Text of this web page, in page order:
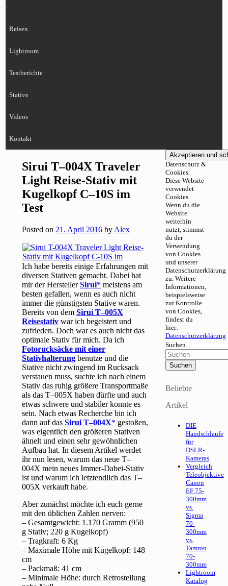
Reisen
Lightroom
Testberichte
Stative
Videos
Kontakt
Sirui T–004X Traveler
Light Reise-Stativ mit
Kugelkopf C–10S im
Test
Posted on 21. April 2016 by Alex
Ich habe bereits einige Erfahrungen mit
diversen Stativen gemacht. Dabei hat
mir der HerstellerSirui
meistens am
besten gefallen, wenn es auch nicht
immer die günstigsten Stative waren.
Bereits von demSirui T–005X
Reisestativ war ich begeistert und
zufrieden. Doch war es auch nicht das
optimale Stativ für mich. Da ich
Fotorucksäcke mit einer
Stativhalterung benutze und die
Stative nicht zwingend im Rucksack
verstauen muss, suchte ich nach einem
Stativ das ruhig größere Transportmaße
als das T–005X haben dürfte und auch
etwas schwere und stabiler konnte es
sein. Nach etwas Recherche bin ich
dann auf dasSirui T–004X
gestoßen,
was eigentlich den größeren Stativen
ähnelt und einen sehr gewöhnlichen
Aufbau hat. In diesem Artikel werdet
ihr nun lesen, warum das neue T–
004X mein neues Immer-Dabei-Stativ
ist und warum ich letztendlich das T–
005X verkauft habe.
Aber zunächst möchte ich euch gerne
mit den üblichen Zahlen nerven:
– Gesamtgewicht: 1.170 Gramm (950
g Stativ; 220 g Kugelkopf)
– Tragkraft: 6 Kg
– Maximale Höhe mit Kugelkopf: 148
cm
– Packmaß: 41 cm
– Minimale Höhe: durch Retrostellung
Datenschutz &
Cookies:
Diese Website
verwendet
Cookies.
Wenn du die
Website
weiterhin
nutzt, stimmst
du der
Verwendung
von Cookies
und unserer
Datenschutzerklärung
zu. Weitere
Informationen,
beispielsweise
zur Kontrolle
von Cookies,
findest du
hier:
Datenschutzerklärung
Suchen
Beliebte
Artikel
DIE
Handschlaufe
für
DSLR-
Kameras
Vergleich
Teleobjektive
Canon
EF 75-
300mm
vs.
Sigma
70-
300mm
vs.
Tamron
70-
300mm
Lightroom
Katalog